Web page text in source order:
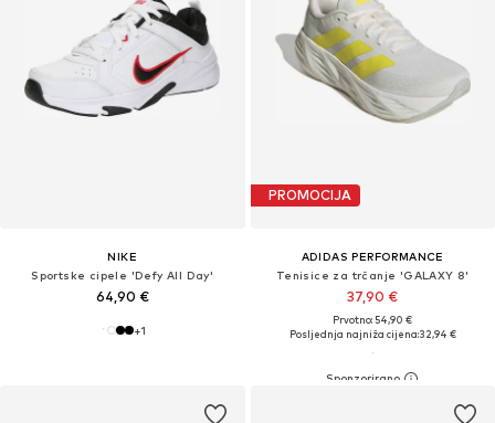
NIKE
Sportske cipele 'Defy All Day'
64,90 €
+1
PROMOCIJA
ADIDAS PERFORMANCE
Tenisice za trčanje 'GALAXY 8'
37,90 €
Prvotno: 54,90 €
Posljednja najniža cijena:32,94 €